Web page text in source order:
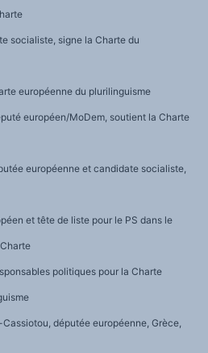
socialiste, signe la Charte du
européenne du plurilinguisme
européen/MoDem, soutient la Charte
européenne et candidate socialiste,
et tête de liste pour le PS dans le
politiques pour la Charte
députée européenne, Grèce,